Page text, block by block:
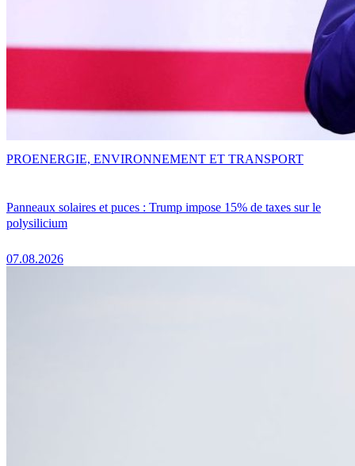
Panneaux solaires et puces : Trump impose 15% de taxes sur le
polysilicium
07.08.2026
PROENERGIE, ENVIRONNEMENT ET TRANSPORT